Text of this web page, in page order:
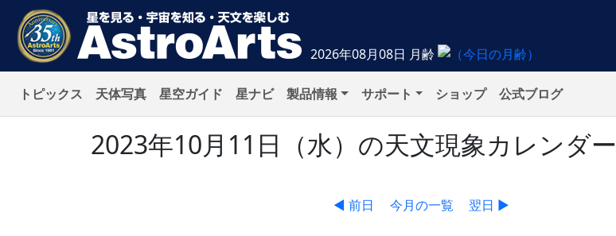
2026年08月08日 月齢
トピックス 天体写真 星空ガイド 星ナビ 製品情報 サポート ショップ 公式ブログ
2023年10月11日（水）の天文現象カレンダー
◀ 前日 今月の一覧 翌日 ▶